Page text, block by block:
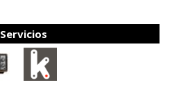
Servicios